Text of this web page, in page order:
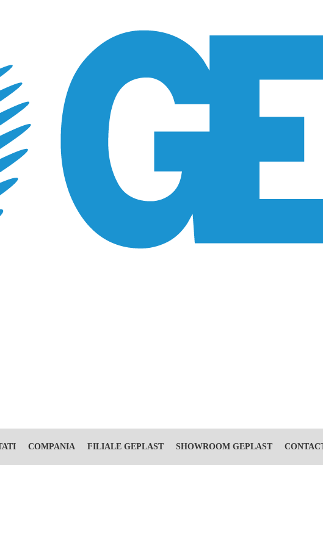
COMPANIA FILIALE GEPLAST SHOWROOM GEPLAST